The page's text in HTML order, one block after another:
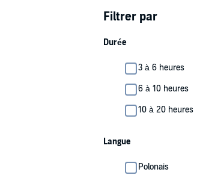
Filtrer par
Durée
3 à 6 heures
6 à 10 heures
10 à 20 heures
Langue
Polonais